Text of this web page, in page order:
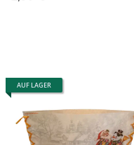
AUF LAGER